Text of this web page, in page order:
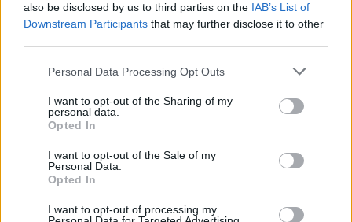
also be disclosed by us to third parties on the IAB’s List of
Downstream Participants that may further disclose it to other
Please note that this website/app uses one or more Google
not limited to your visit or usage behaviour. You may click to
grant or deny consent to Google and its third-party tags to
use your data for below specified purposes in below Google
consent section.
Personal Data Processing Opt Outs
I want to opt-out of the Sharing of my
personal data.
Opted In
I want to opt-out of the Sale of my
Personal Data.
Opted In
I want to opt-out of processing my
„Csak a pénzt akarják” - most a
mentősökről írt lejárató cikket az
Origo és a Fidesz
propagandagépezete
JámborAndrás• 2017. május 18.